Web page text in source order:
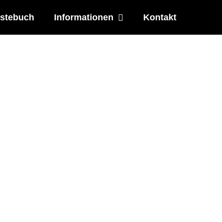
Informationen Kontakt